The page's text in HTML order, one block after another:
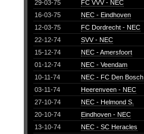
29-03-75
FC VVV - NEC
16-03-75
NEC - Eindhoven
12-03-75
FC Dordrecht - NEC
22-12-74
SVV - NEC
15-12-74
NEC - Amersfoort
01-12-74
NEC - Veendam
10-11-74
NEC - FC Den Bosch
03-11-74
Heerenveen - NEC
27-10-74
NEC - Helmond S.
20-10-74
Eindhoven - NEC
13-10-74
NEC - SC Heracles